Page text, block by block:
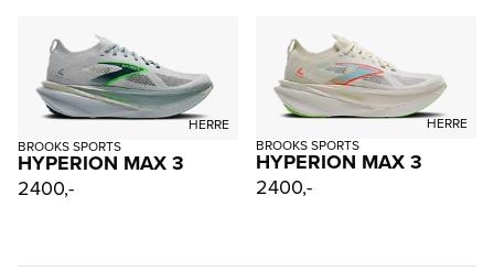
HERRE
BROOKS SPORTS
HYPERION MAX 3
2400,-
HERRE
BROOKS SPORTS
HYPERION MAX 3
2400,-